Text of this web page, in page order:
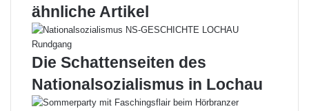
ähnliche Artikel
Die Schattenseiten des
Nationalsozialismus in Lochau